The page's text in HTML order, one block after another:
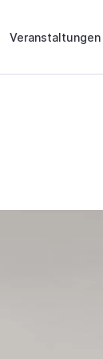
Veranstaltungen